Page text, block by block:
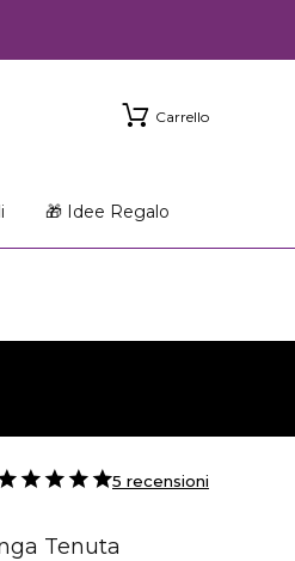
Carrello
🎁 Idee Regalo
Tenuta
5 recensioni